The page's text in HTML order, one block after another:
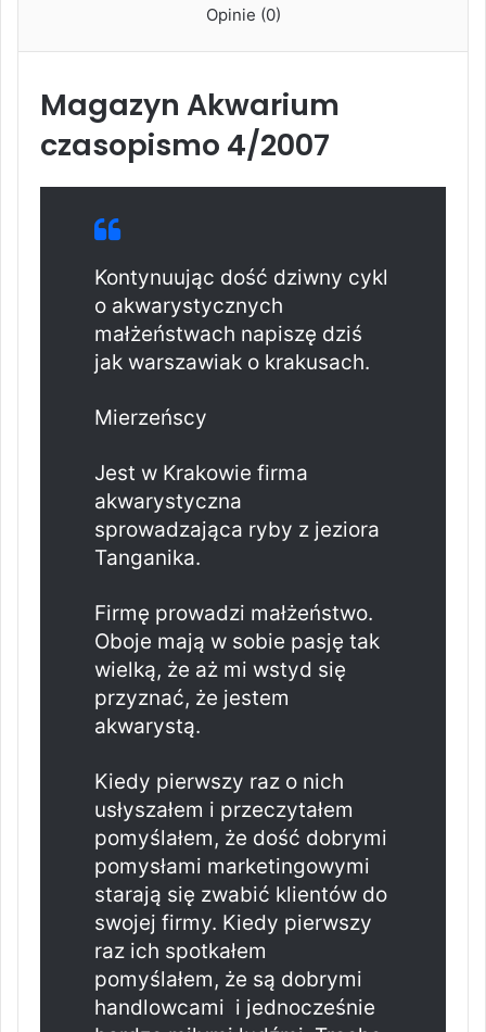
Opinie (0)
Magazyn Akwarium
czasopismo 4/2007
Kontynuując dość dziwny cykl
o akwarystycznych
małżeństwach napiszę dziś
jak warszawiak o krakusach.
Mierzeńscy
Jest w Krakowie firma
akwarystyczna
sprowadzająca ryby z jeziora
Tanganika.
Firmę prowadzi małżeństwo.
Oboje mają w sobie pasję tak
wielką, że aż mi wstyd się
przyznać, że jestem
akwarystą.
Kiedy pierwszy raz o nich
usłyszałem i przeczytałem
pomyślałem, że dość dobrymi
pomysłami marketingowymi
starają się zwabić klientów do
swojej firmy. Kiedy pierwszy
raz ich spotkałem
pomyślałem, że są dobrymi
handlowcami i jednocześnie